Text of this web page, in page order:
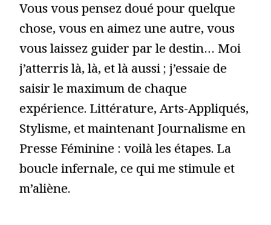
Vous vous pensez doué pour quelque
chose, vous en aimez une autre, vous
vous laissez guider par le destin… Moi
j’atterris là, là, et là aussi ; j’essaie de
saisir le maximum de chaque
expérience. Littérature, Arts-Appliqués,
Stylisme, et maintenant Journalisme en
Presse Féminine : voilà les étapes. La
boucle infernale, ce qui me stimule et
m’aliène.